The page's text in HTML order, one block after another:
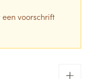
voorschrift